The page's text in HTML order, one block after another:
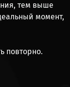
тем выше
момент,
повторно.